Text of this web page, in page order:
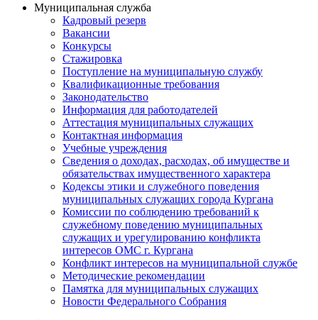
Муниципальная служба
Кадровый резерв
Вакансии
Конкурсы
Стажировка
Поступление на муниципальную службу
Квалификационные требования
Законодательство
Информация для работодателей
Аттестация муниципальных служащих
Контактная информация
Учебные учреждения
Сведения о доходах, расходах, об имуществе и
обязательствах имущественного характера
Кодексы этики и служебного поведения
муниципальных служащих города Кургана
Комиссии по соблюдению требований к
служебному поведению муниципальных
служащих и урегулированию конфликта
интересов ОМС г. Кургана
Конфликт интересов на муниципальной службе
Методические рекомендации
Памятка для муниципальных служащих
Новости Федерального Cобрания